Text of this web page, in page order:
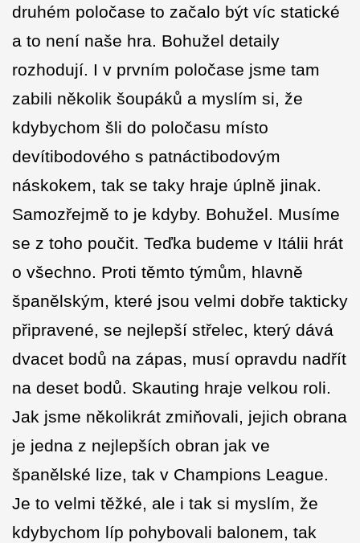
druhém poločase to začalo být víc statické
a to není naše hra. Bohužel detaily
rozhodují. I v prvním poločase jsme tam
zabili několik šoupáků a myslím si, že
kdybychom šli do poločasu místo
devítibodového s patnáctibodovým
náskokem, tak se taky hraje úplně jinak.
Samozřejmě to je kdyby. Bohužel. Musíme
se z toho poučit. Teďka budeme v Itálii hrát
o všechno. Proti těmto týmům, hlavně
španělským, které jsou velmi dobře takticky
připravené, se nejlepší střelec, který dává
dvacet bodů na zápas, musí opravdu nadřít
na deset bodů. Skauting hraje velkou roli.
Jak jsme několikrát zmiňovali, jejich obrana
je jedna z nejlepších obran jak ve
španělské lize, tak v Champions League.
Je to velmi těžké, ale i tak si myslím, že
kdybychom líp pohybovali balonem, tak